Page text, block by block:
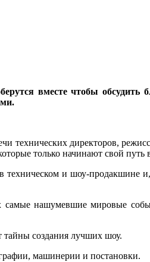
вместе чтобы обсудить
директоров,
только начинают свой путь
и шоу-продакшине
самые нашумевшие мировые
тайны создания лучших шоу.
машинерии и постановки.